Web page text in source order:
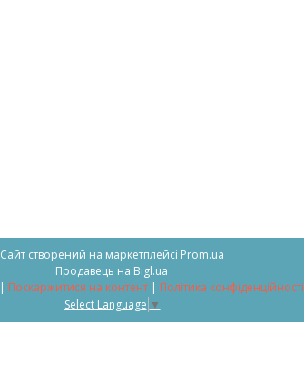
Сайт створений на маркетплейсі Prom.ua
Продавець на Bigl.ua
Мода-Позитив | Поскаржитися на контент | Політика конфіденційності
Select Language ▼